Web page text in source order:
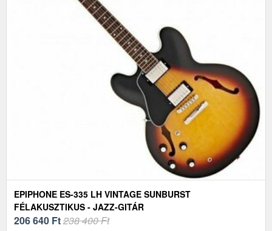
EPIPHONE ES-335 LH VINTAGE SUNBURST
FÉLAKUSZTIKUS - JAZZ-GITÁR
206 640 Ft238 400 Ft